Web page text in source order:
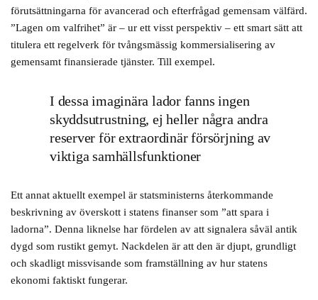
förutsättningarna för avancerad och efterfrågad gemensam välfärd.
”Lagen om valfrihet” är – ur ett visst perspektiv – ett smart sätt att
titulera ett regelverk för tvångsmässig kommersialisering av
gemensamt finansierade tjänster. Till exempel.
I dessa imaginära lador fanns ingen
skyddsutrustning, ej heller några andra
reserver för extraordinär försörjning av
viktiga samhällsfunktioner
Ett annat aktuellt exempel är statsministerns återkommande
beskrivning av överskott i statens finanser som ”att spara i
ladorna”. Denna liknelse har fördelen av att signalera såväl antik
dygd som rustikt gemyt. Nackdelen är att den är djupt, grundligt
och skadligt missvisande som framställning av hur statens
ekonomi faktiskt fungerar.